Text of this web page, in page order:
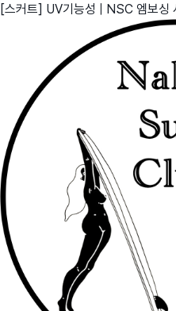
[스커트] UV기능성 | NSC 엠보싱